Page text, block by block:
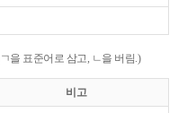
을 표준어로 삼고, ㄴ을 버림.)
비고